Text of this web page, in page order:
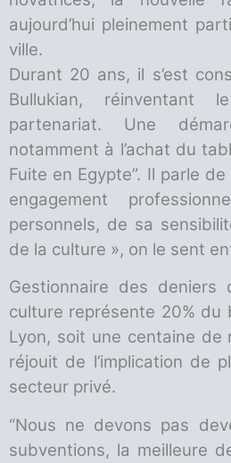
aujourd’hui pleinement
ville.
Durant 20 ans, il s’est
Bullukian,
partenariat. Une
notamment à l’achat du
Fuite en Egypte”. Il parle
engagement
personnels, de sa
de la culture », on le sent
Gestionnaire des deniers
culture représente 20% du
Lyon, soit une centaine de
réjouit de l’implication de
secteur privé.
“Nous ne devons pas
subventions, la meilleure